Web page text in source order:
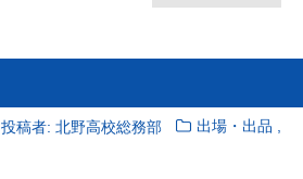
投稿者: 北野高校総務部 出場・出品 ,